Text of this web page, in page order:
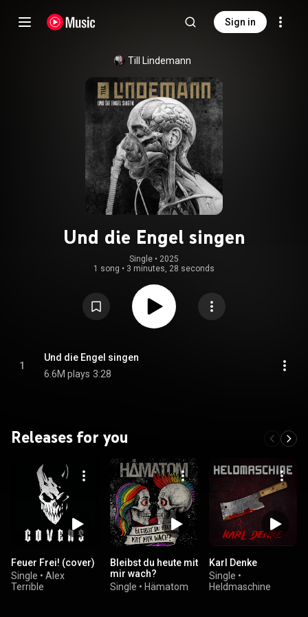
Sign in
Till Lindemann
Und die Engel singen
Single • 2025
1 song • 3 minutes, 28 seconds
1
Und die Engel singen
6.6M plays 3:28
Releases for you
Feuer Frei! (cover)
Single • Alex
Terrible
Bleibst du heute mit
mir wach?
Single • Hämatom
Karl Denke
Single •
Heldmaschine